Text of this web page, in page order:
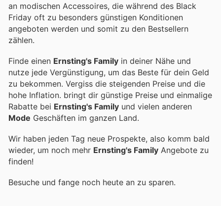
an modischen Accessoires, die während des Black
Friday oft zu besonders günstigen Konditionen
angeboten werden und somit zu den Bestsellern
zählen.
Finde einen Ernsting's Family in deiner Nähe und
nutze jede Vergünstigung, um das Beste für dein Geld
zu bekommen. Vergiss die steigenden Preise und die
hohe Inflation. bringt dir günstige Preise und einmalige
Rabatte bei Ernsting's Family und vielen anderen
Mode Geschäften im ganzen Land.
Wir haben jeden Tag neue Prospekte, also komm bald
wieder, um noch mehr Ernsting's Family Angebote zu
finden!
Besuche und fange noch heute an zu sparen.